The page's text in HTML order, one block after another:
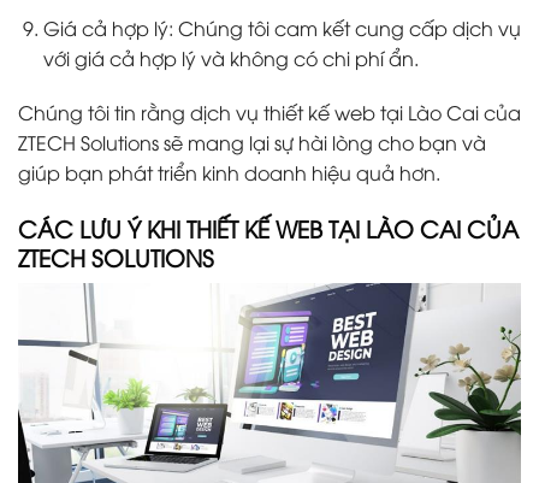
Giá cả hợp lý: Chúng tôi cam kết cung cấp dịch vụ
với giá cả hợp lý và không có chi phí ẩn.
Chúng tôi tin rằng dịch vụ thiết kế web tại Lào Cai của
ZTECH Solutions sẽ mang lại sự hài lòng cho bạn và
giúp bạn phát triển kinh doanh hiệu quả hơn.
CÁC LƯU Ý KHI THIẾT KẾ WEB TẠI LÀO CAI CỦA
ZTECH SOLUTIONS